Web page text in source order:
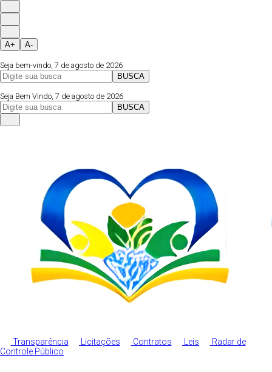
A+ A-
Seja bem-vindo, 7 de agosto de 2026
BUSCA
Seja Bem Vindo, 7 de agosto de 2026
BUSCA
Transparência Licitações Contratos Leis
Radar de
Controle Público